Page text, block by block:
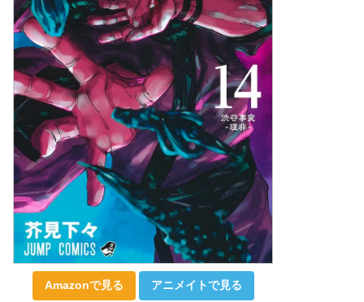
Amazonで見る アニメイトで見る